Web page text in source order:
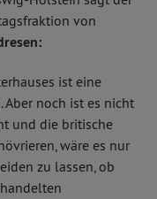
von
ist eine
Aber noch ist es nicht
und die britische
wäre es nur
zu lassen, ob